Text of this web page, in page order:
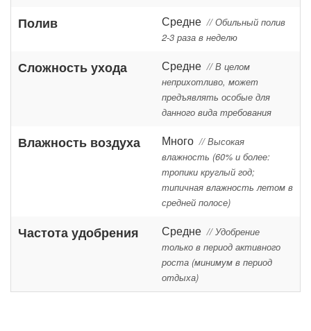
Полив Средне // Обильный полив
2-3 раза в неделю
Сложность ухода Средне // В целом
неприхотливо, может
предъявлять особые для
данного вида требования
Влажность воздуха Много // Высокая
влажность (60% и более:
тропики круглый год;
типичная влажность летом в
средней полосе)
Частота удобрения Средне // Удобрение
только в период активного
роста (минимум в период
отдыха)